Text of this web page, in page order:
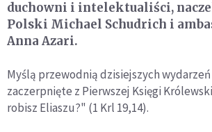
duchowni i intelektualiści,
Polski Michael Schudrich i
Anna Azari.
Myślą przewodnią dzisiejszych
zaczerpnięte z Pierwszej Księgi
robisz Eliaszu?" (1 Krl 19,14).